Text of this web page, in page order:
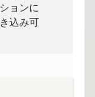
ョンに
込み可